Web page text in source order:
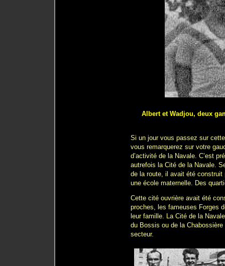
Albert et Wadjou, deux
Si un jour vous passez sur
vous remarquerez sur votre
d’activité de la Navale. C’est
autrefois la Cité de la Navale.
de la route, il avait été
une école maternelle. Des
Cette cité ouvrière avait été
proches, les fameuses Forges
leur famille. La Cité de la
du Bossis ou de la
secteur.